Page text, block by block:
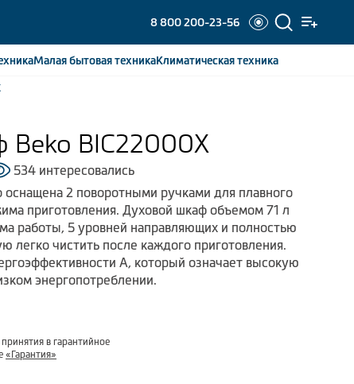
8 800 200-23-56
Малая бытоваятехникаКлиматическаятехника
Beko BIC22000X
534 интересовались
оснащена 2 поворотными ручками для плавного
приготовления. Духовой шкаф объемом 71 л
работы, 5 уровней направляющих и полностью
легко чистить после каждого приготовления.
А, который означает высокую
энергопотреблении.
в гарантийное
«Гарантия»